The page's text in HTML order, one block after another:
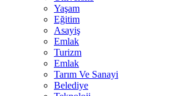
Yaşam
Eğitim
Asayiş
Emlak
Turizm
Emlak
Tarım Ve Sanayi
Belediye